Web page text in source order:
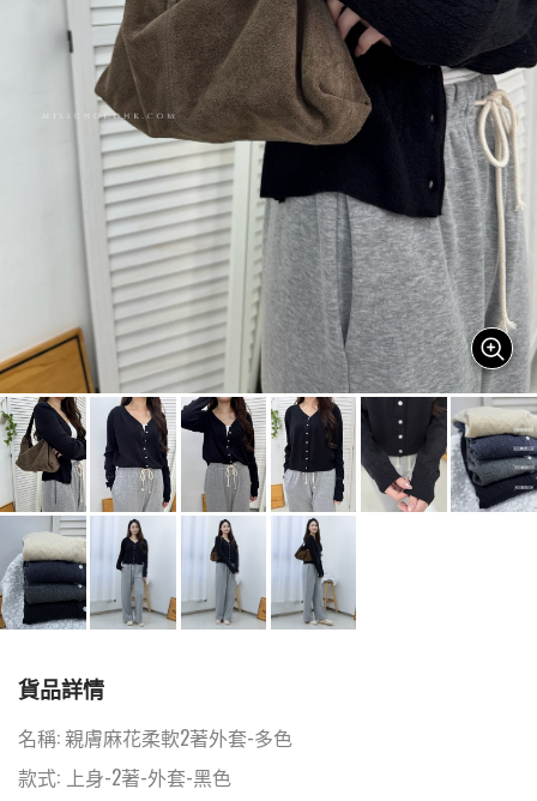
貨品詳情
名稱:親膚麻花柔軟2著外套-多色
款式: 上身-2著-外套-黑色